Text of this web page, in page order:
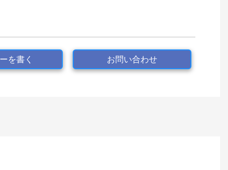
を書く お問い合わせ